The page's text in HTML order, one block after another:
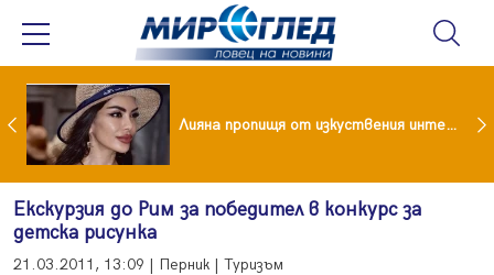
Популярен риалити герой заряза жена си заради друга Лияна пропищя от изкуствения интелект
Екскурзия до Рим за победител в конкурс за
детска рисунка
21.03.2011, 13:09 | Перник | Туризъм